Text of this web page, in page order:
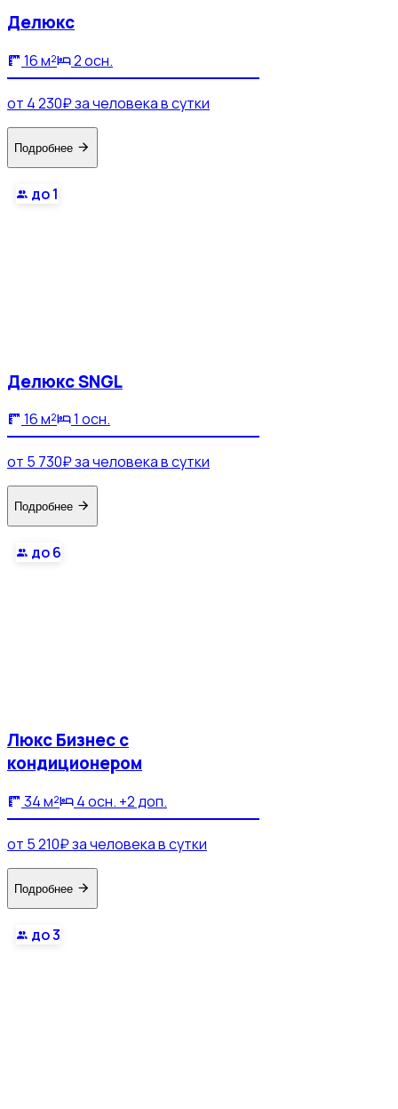
Делюкс
16 м² 2 осн.
от 4 230₽ за человека в сутки
Подробнее
до 1
Делюкс SNGL
16 м² 1 осн.
от 5 730₽ за человека в сутки
Подробнее
до 6
Люкс Бизнес с
кондиционером
34 м² 4 осн. +2 доп.
от 5 210₽ за человека в сутки
Подробнее
до 3